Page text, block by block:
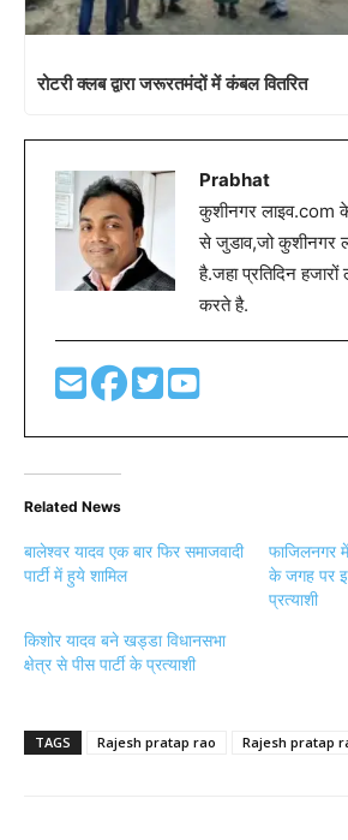
रोटरी क्लब द्वारा जरूरतमंदों में कंबल वितरित
Prabhat
कुशीनगर लाइव.com
से जुडाव,जो कुशीनगर
है.जहा प्रतिदिन
करते है.
Related News
बालेश्वर यादव एक बार फिर समाजवादी
पार्टी में हुये शामिल
फाजिलनगर
के जगह पर
प्रत्याशी
किशोर यादव बने खड्डा विधानसभा
क्षेत्र से पीस पार्टी के प्रत्याशी
TAGS Rajesh pratap rao Rajesh pratap